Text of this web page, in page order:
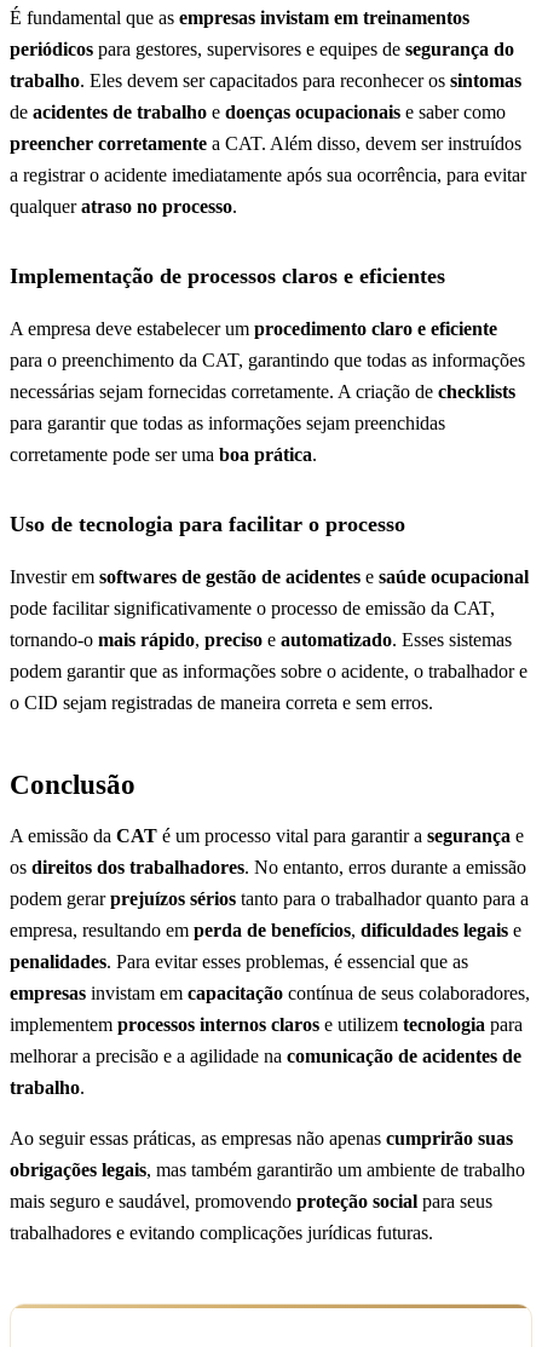
É fundamental que as empresas invistam em treinamentos
periódicos para gestores, supervisores e equipes de segurança do
trabalho. Eles devem ser capacitados para reconhecer os sintomas
de acidentes de trabalho e doenças ocupacionais e saber como
preencher corretamente a CAT. Além disso, devem ser instruídos
a registrar o acidente imediatamente após sua ocorrência, para evitar
qualqueratraso no processo.
Implementação de processos claros e eficientes
A empresa deve estabelecer um procedimento claro e eficiente
para o preenchimento da CAT, garantindo que todas as informações
necessárias sejam fornecidas corretamente. A criação de checklists
para garantir que todas as informações sejam preenchidas
corretamente pode ser uma boa prática.
Uso de tecnologia para facilitar o processo
Investir em softwares de gestão de acidentes e saúde ocupacional
pode facilitar significativamente o processo de emissão da CAT,
tornando-o mais rápido, preciso e automatizado. Esses sistemas
podem garantir que as informações sobre o acidente, o trabalhador e
o CID sejam registradas de maneira correta e sem erros.
Conclusão
A emissão da CAT é um processo vital para garantir a segurança e
os direitos dos trabalhadores. No entanto, erros durante a emissão
podem gerarprejuízos sérios tanto para o trabalhador quanto para a
empresa, resultando em perda de benefícios, dificuldades legais e
penalidades. Para evitar esses problemas, é essencial que as
empresas invistam em capacitação contínua de seus colaboradores,
implementem processos internos claros e utilizem tecnologia para
melhorar a precisão e a agilidade na comunicação de acidentes de
trabalho.
Ao seguir essas práticas, as empresas não apenas cumprirão suas
obrigações legais, mas também garantirão um ambiente de trabalho
mais seguro e saudável, promovendo proteção social para seus
trabalhadores e evitando complicações jurídicas futuras.